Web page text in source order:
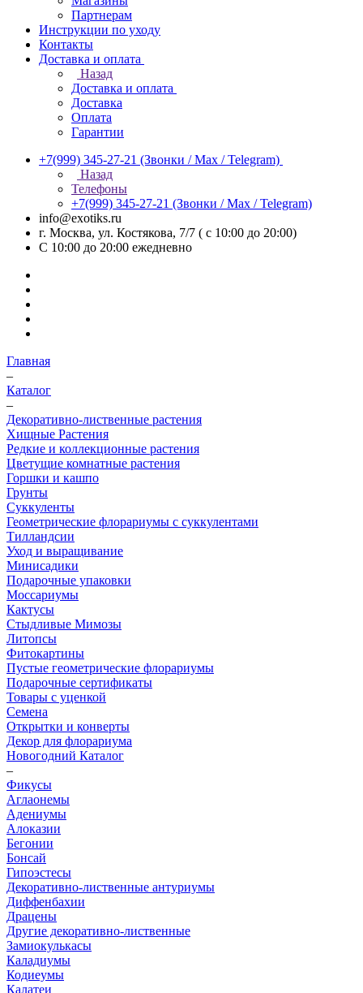
Партнерам
Инструкции по уходу
Контакты
Доставка и оплата
Назад
Доставка и оплата
Доставка
Оплата
Гарантии
+7(999) 345-27-21 (Звонки / Max / Telegram)
Назад
Телефоны
+7(999) 345-27-21 (Звонки / Max / Telegram)
info@exotiks.ru
г. Москва, ул. Костякова, 7/7 ( с 10:00 до 20:00)
С 10:00 до 20:00 ежедневно
Главная
–
Каталог
–
Декоративно-лиственные растения
Хищные Растения
Редкие и коллекционные растения
Цветущие комнатные растения
Горшки и кашпо
Грунты
Суккуленты
Геометрические флорариумы с суккулентами
Тилландсии
Уход и выращивание
Минисадики
Подарочные упаковки
Моссариумы
Кактусы
Стыдливые Мимозы
Литопсы
Фитокартины
Пустые геометрические флорариумы
Подарочные сертификаты
Товары с уценкой
Семена
Открытки и конверты
Декор для флорариума
Новогодний Каталог
–
Фикусы
Аглаонемы
Адениумы
Алоказии
Бегонии
Бонсай
Гипоэстесы
Декоративно-лиственные антуриумы
Диффенбахии
Драцены
Другие декоративно-лиственные
Замиокулькасы
Каладиумы
Кодиеумы
Калатеи